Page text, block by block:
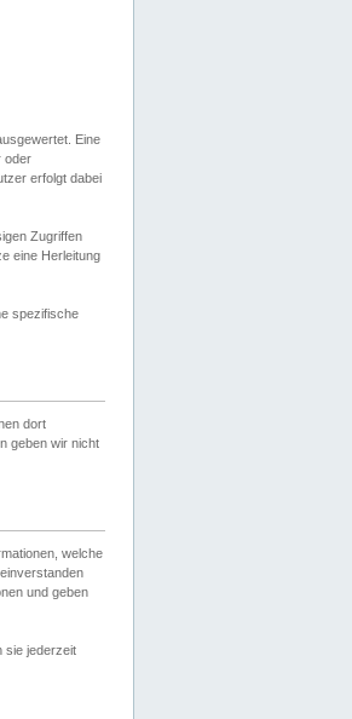
Eine
oder
erfolgt dabei
Zugriffen
eine Herleitung
spezifische
dort
geben wir nicht
welche
und geben
sie jederzeit